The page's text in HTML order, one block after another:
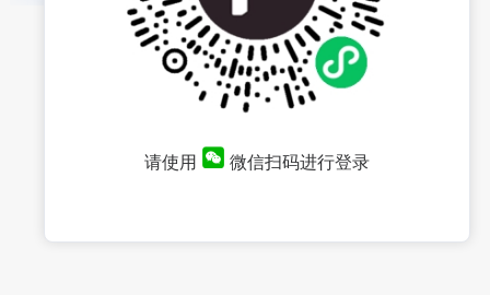
请使用 微信扫码进行登录